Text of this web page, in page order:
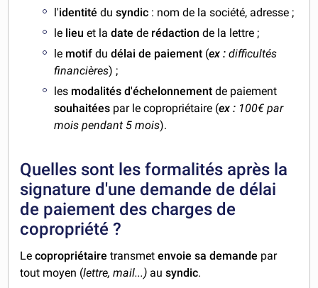
l'identité dusyndic : nom de la société, adresse ;
le lieu et ladate de rédaction de la lettre ;
le motifdudélai de paiement (ex : difficultés
financières) ;
les modalités d'échelonnement de paiement
souhaitées par le copropriétaire (ex : 100€ par
mois pendant 5 mois).
Quelles sont les formalités après la
signature d'une demande de délai
de paiement des charges de
copropriété ?
Lecopropriétaire transmetenvoie sa demande par
tout moyen (lettre, mail...) ausyndic.